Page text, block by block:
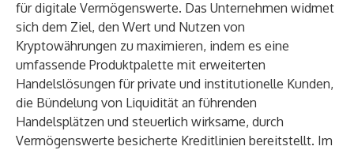
für digitale Vermögenswerte. Das Unternehmen widmet
sich dem Ziel, den Wert und Nutzen von
Kryptowährungen zu maximieren, indem es eine
umfassende Produktpalette mit erweiterten
Handelslösungen für private und institutionelle Kunden,
die Bündelung von Liquidität an führenden
Handelsplätzen und steuerlich wirksame, durch
Vermögenswerte besicherte Kreditlinien bereitstellt. Im